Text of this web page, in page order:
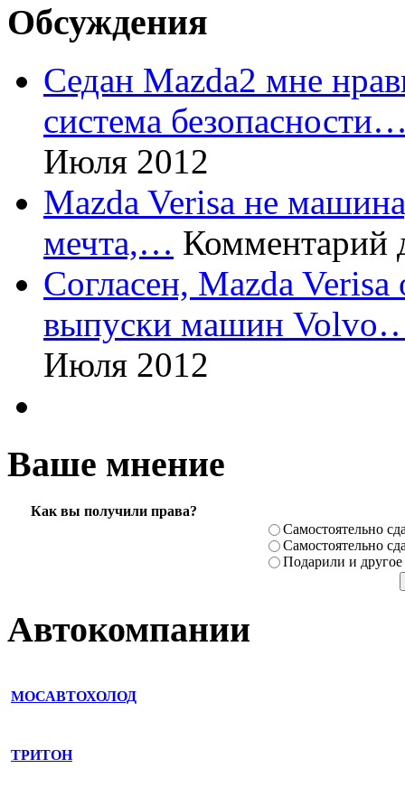
Обсуждения
Седан Mazda2 мне
система
Июля 2012
Mazda Verisa не
мечта,… Комментарий
Согласен, Mazda
выпуски машин
Июля 2012
Ваше мнение
Как вы получили права?
Самостоя­тельно
Самостоя­тельно
Подарили­ и другое
Автокомпании
МОСАВТОХОЛОД
ТРИТОН